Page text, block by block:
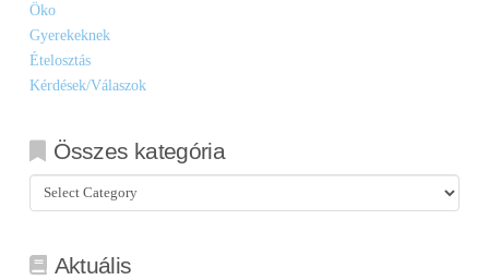
Öko
Gyerekeknek
Ételosztás
Kérdések/Válaszok
Összes kategória
Összes
kategória
Aktuális